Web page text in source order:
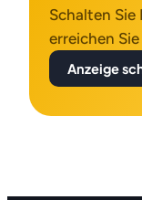
Schalten Sie
erreichen
Anzeige